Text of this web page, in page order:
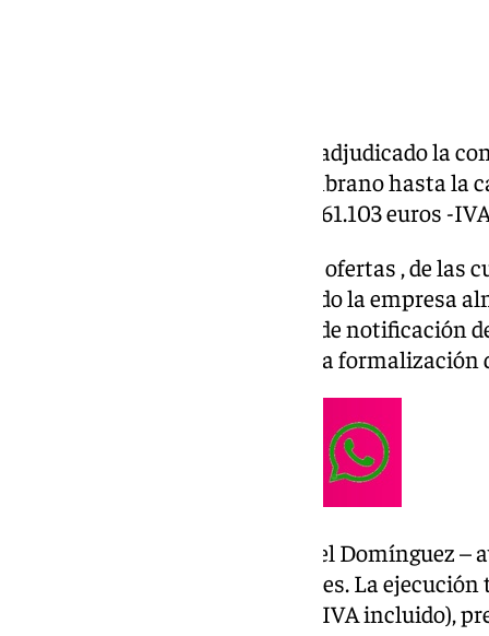
El Ayuntamiento de Málaga ha adjudicado la
desde la avenida María Zambrano hasta la
kilómetros, por un importe de 961.103 euros -
La Casona del Parque recibió 42 ofertas , de las
adjudicataria, finalmente, ha sido la empresa
SERVICIOS, S.L. Desde la fecha de
de 15 días hábiles para realizar la
La obra, en el eje avenida Manuel Domínguez
un plazo de ejecución de 12 meses. La
estimada de 1.442.061,35 euros (IVA incluido),